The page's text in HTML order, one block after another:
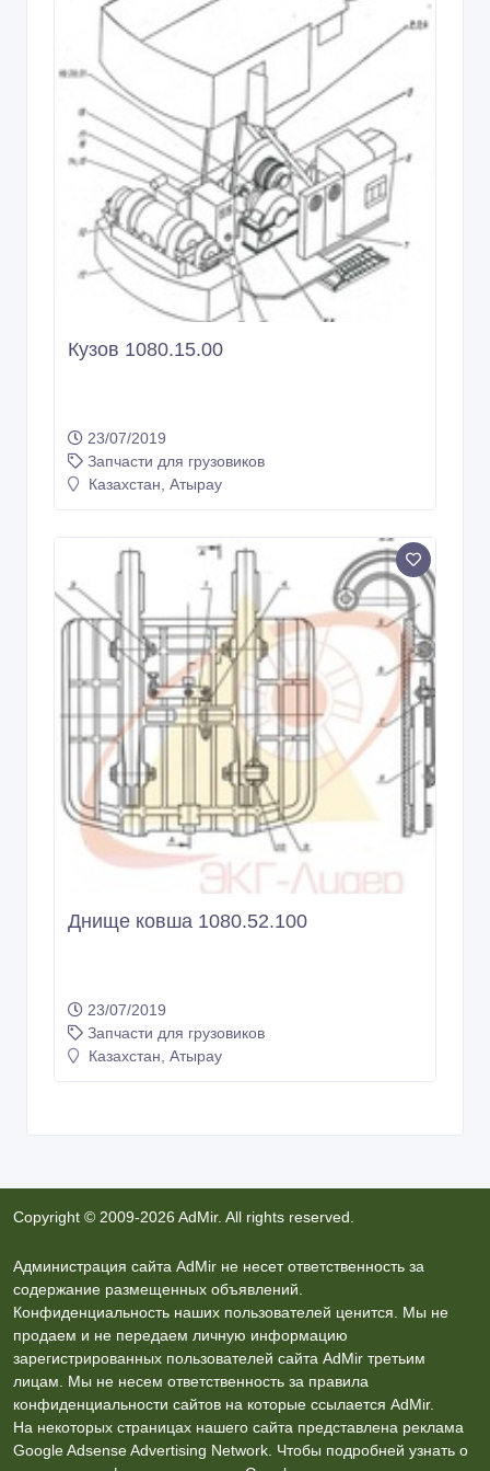
Кузов 1080.15.00
23/07/2019
Запчасти для грузовиков
Казахстан, Атырау
Днище ковша 1080.52.100
23/07/2019
Запчасти для грузовиков
Казахстан, Атырау
Copyright © 2009-2026 AdMir. All rights reserved.
Администрация сайта AdMir не несет ответственность за
содержание размещенных объявлений.
Конфиденциальность наших пользователей ценится. Мы не
продаем и не передаем личную информацию
зарегистрированных пользователей сайта AdMir третьим
лицам. Мы не несем ответственность за правила
конфиденциальности сайтов на которые ссылается AdMir.
На некоторых страницах нашего сайта представлена реклама
Google Adsense Advertising Network. Чтобы подробней узнать о